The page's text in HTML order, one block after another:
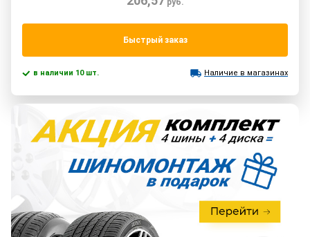
руб.
Быстрый заказ
в наличии 10 шт. Наличие в магазинах